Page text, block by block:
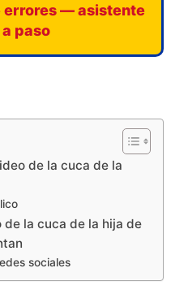
— asistente
paso
de la cuca de la
la cuca de la hija de
sociales